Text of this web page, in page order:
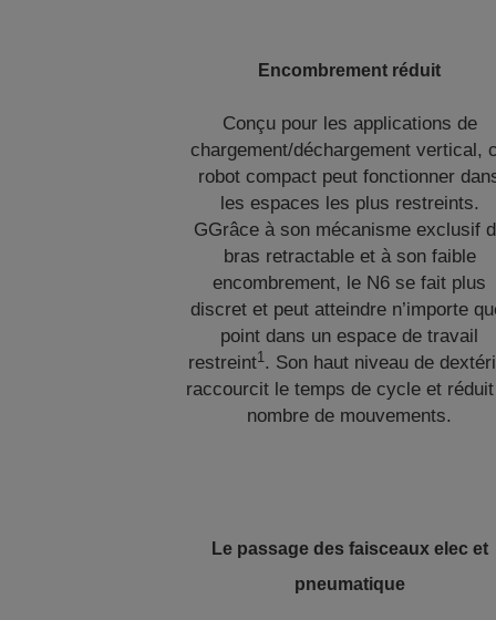
Encombrement réduit
Conçu pour les applications de
chargement/déchargement vertical,
robot compact peut fonctionner
les espaces les plus restreints.
GGrâce à son mécanisme exclusif
bras retractable et à son faible
encombrement, le N6 se fait plus
discret et peut atteindre n’importe
point dans un espace de travail
restreint1. Son haut niveau de
raccourcit le temps de cycle et
nombre de mouvements.
Le passage des faisceaux elec et
pneumatique